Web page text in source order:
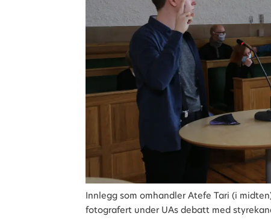
Innlegg som omhandler Atefe Tari (i
fotografert under UAs debatt med